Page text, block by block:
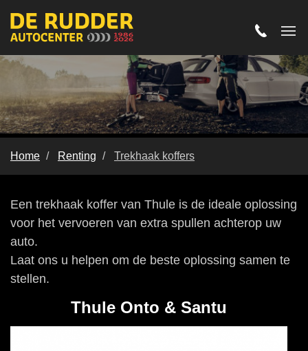
Allesdragersysteem voor
achterop
Home Renting Trekhaak koffers
Een trekhaak koffer van Thule is de ideale oplossing
voor het vervoeren van extra spullen achterop uw
auto.
Laat ons u helpen om de beste oplossing samen te
stellen.
Thule Onto & Santu